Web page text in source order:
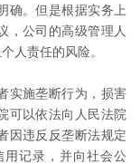
确。但是根据实务上
，公司的高级管理人
人责任的风险。
实施垄断行为，损害
可以依法向人民法院
因违反反垄断法规定
用记录，并向社会公